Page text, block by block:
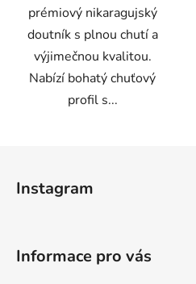
prémiový nikaragujský
doutník s plnou chutí a
výjimečnou kvalitou.
Nabízí bohatý chuťový
profil s...
Instagram
Informace pro vás